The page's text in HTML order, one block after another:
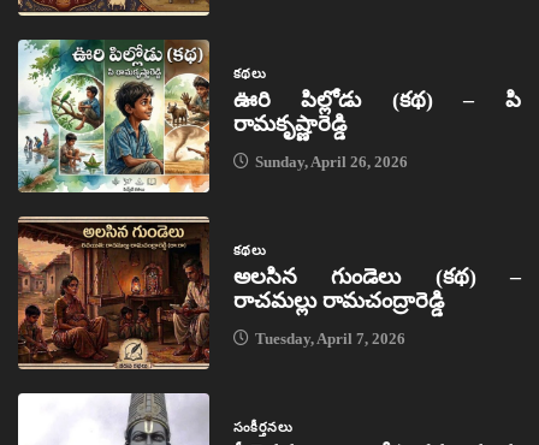
కథలు
ఊరి పిల్లోడు (కథ) – పి
రామకృష్ణారెడ్డి
Sunday, April 26, 2026
కథలు
అలసిన గుండెలు (కథ) –
రాచమల్లు రామచంద్రారెడ్డి
Tuesday, April 7, 2026
సంకీర్తనలు